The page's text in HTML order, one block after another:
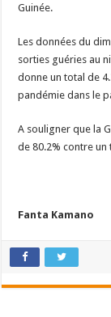
Guinée.
Les données du
sorties guéries au
donne un total de
pandémie dans le
A souligner que la
de 80.2% contre un
Fanta Kamano